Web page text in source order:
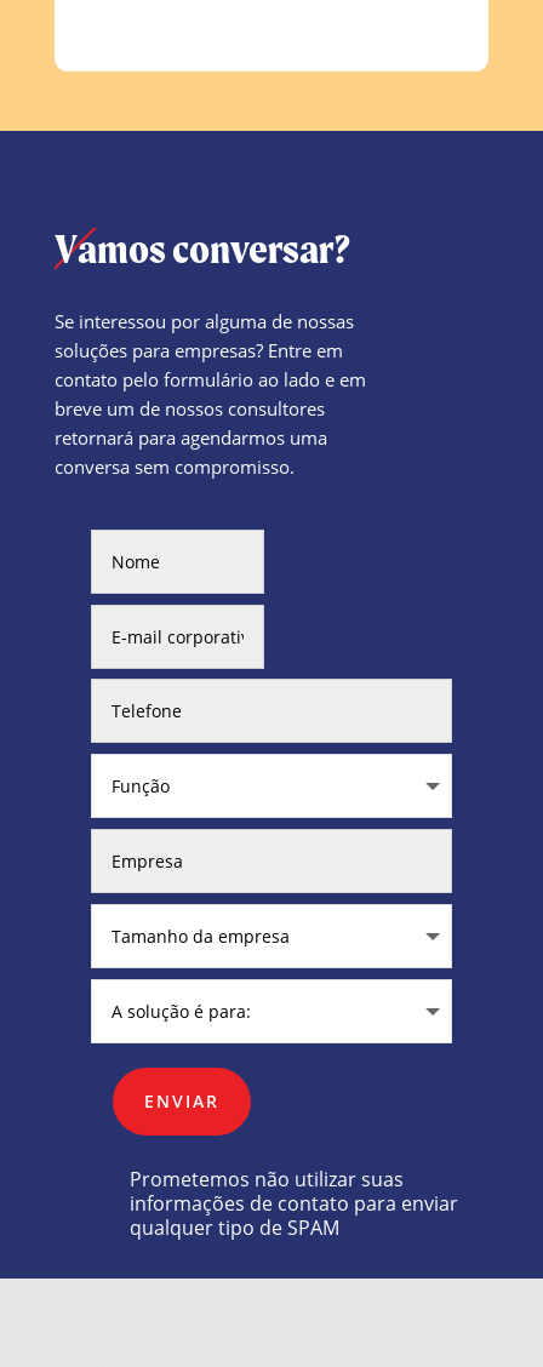
Vamos conversar?
Se interessou por alguma de nossas
soluções para empresas? Entre em
contato pelo formulário ao lado e em
breve um de nossos consultores
retornará para agendarmos uma
conversa sem compromisso.
ENVIAR
Prometemos não utilizar suas
informações de contato para enviar
qualquer tipo de SPAM